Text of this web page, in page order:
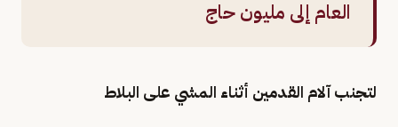
العام إلى مليون حاج
لتجنب آلام القدمين أثناء المشي على البلاط